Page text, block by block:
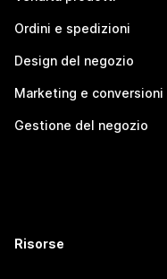
Ordini e spedizioni
Design del negozio
Marketing e conversioni
Gestione del negozio
Risorse